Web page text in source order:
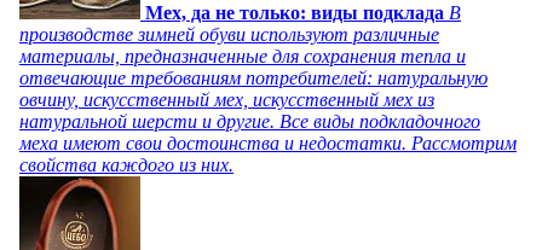
Мех, да не только: виды подклада В
производстве зимней обуви используют различные
материалы, предназначенные для сохранения тепла и
отвечающие требованиям потребителей: натуральную
овчину, искусственный мех, искусственный мех из
натуральной шерсти и другие. Все виды подкладочного
меха имеют свои достоинства и недостатки. Рассмотрим
свойства каждого из них.